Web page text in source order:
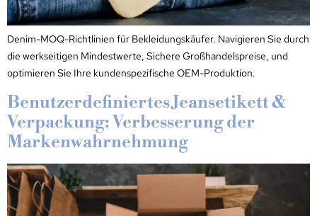
Denim-MOQ-Richtlinien für Bekleidungskäufer. Navigieren Sie durch
die werkseitigen Mindestwerte, Sichere Großhandelspreise, und
optimieren Sie Ihre kundenspezifische OEM-Produktion.
Benutzerdefiniertes Jeansetikett &
Verpackung: Verbesserung der
Markenwahrnehmung